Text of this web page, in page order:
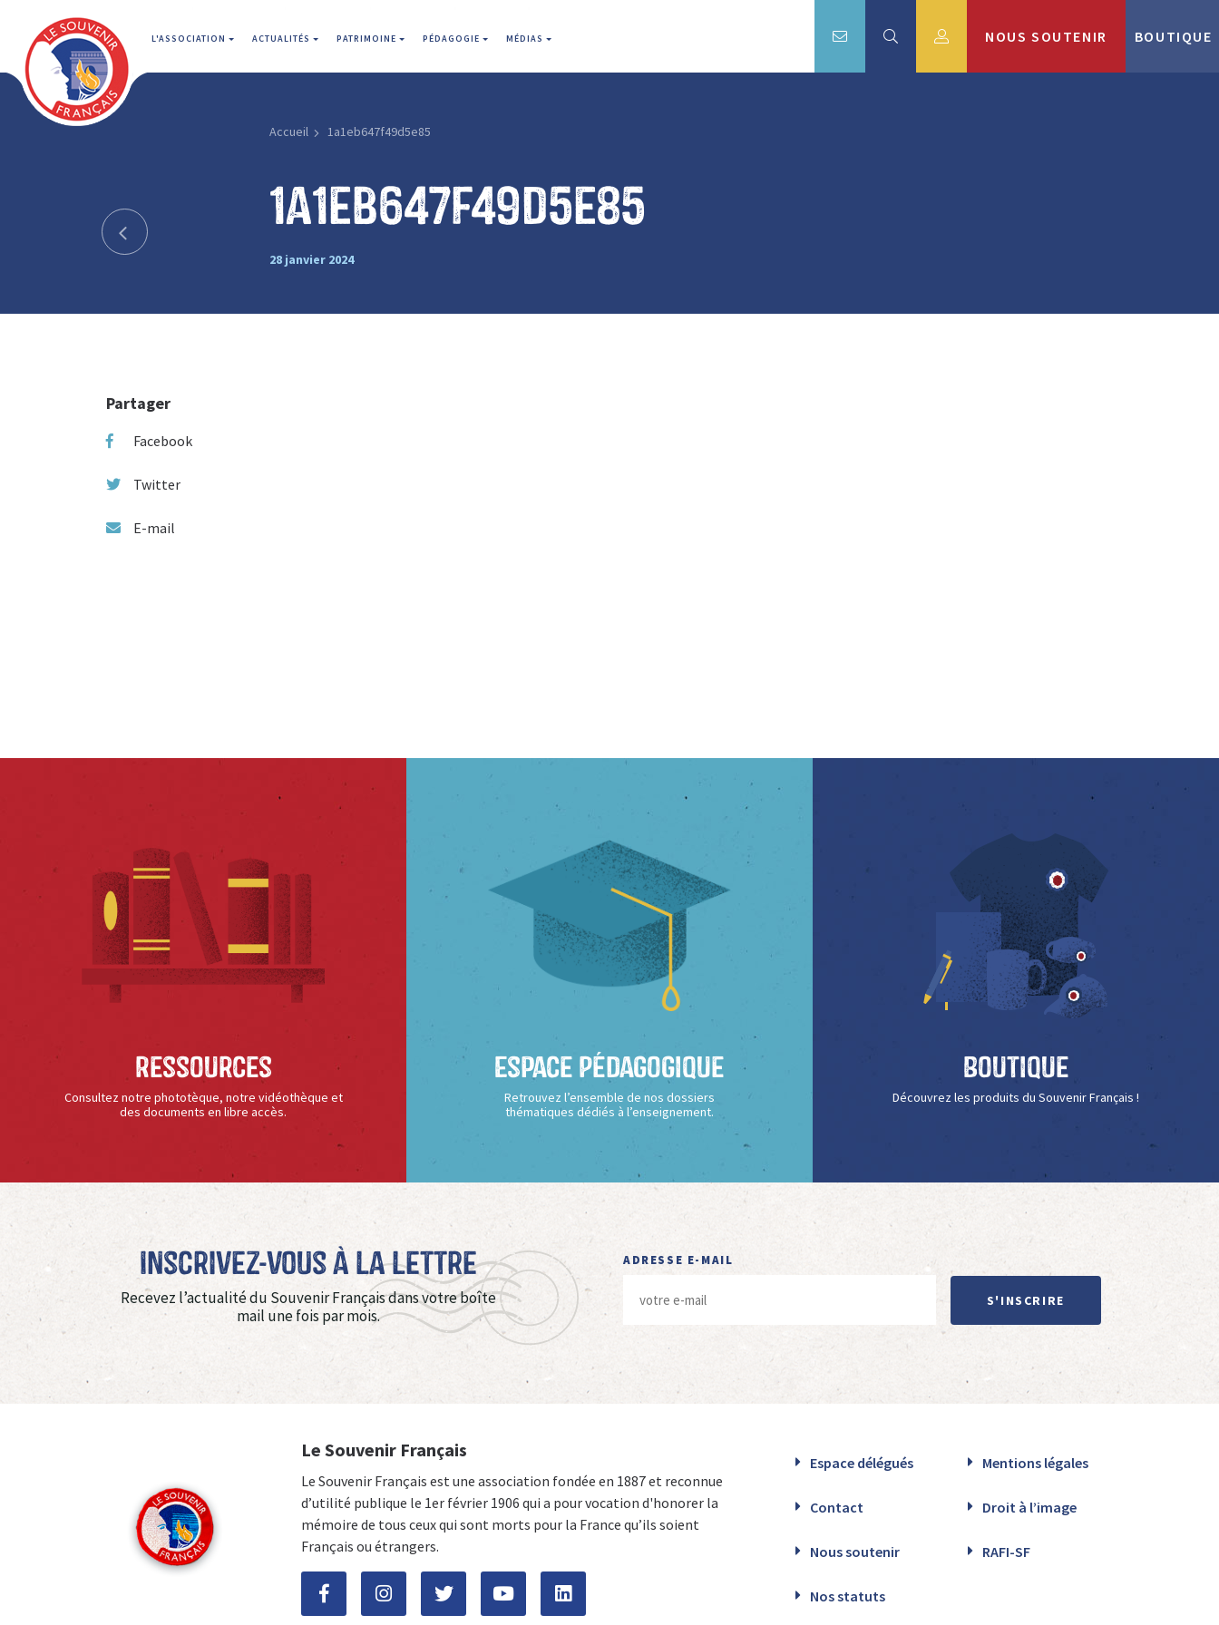
L'ASSOCIATION ACTUALITÉS PATRIMOINE PÉDAGOGIE MÉDIAS NOUS SOUTENIR BOUTIQUE
Accueil 1a1eb647f49d5e85
1a1eb647f49d5e85
28 janvier 2024
Partager
Facebook
Twitter
E-mail
Ressources
Consultez notre phototèque, notre vidéothèque et
des documents en libre accès.
Espace Pédagogique
Retrouvez l’ensemble de nos dossiers
thématiques dédiés à l’enseignement.
Boutique
Découvrez les produits du Souvenir Français !
Inscrivez-vous à La Lettre
Recevez l’actualité du Souvenir Français dans votre boîte
mail une fois par mois.
ADRESSE E-MAIL
S'INSCRIRE
Le Souvenir Français
Le Souvenir Français est une association fondée en 1887 et reconnue
d’utilité publique le 1er février 1906 qui a pour vocation d'honorer la
mémoire de tous ceux qui sont morts pour la France qu’ils soient
Français ou étrangers.
Espace délégués Mentions légales
Contact Droit à l’image
Nous soutenir RAFI-SF
Nos statuts